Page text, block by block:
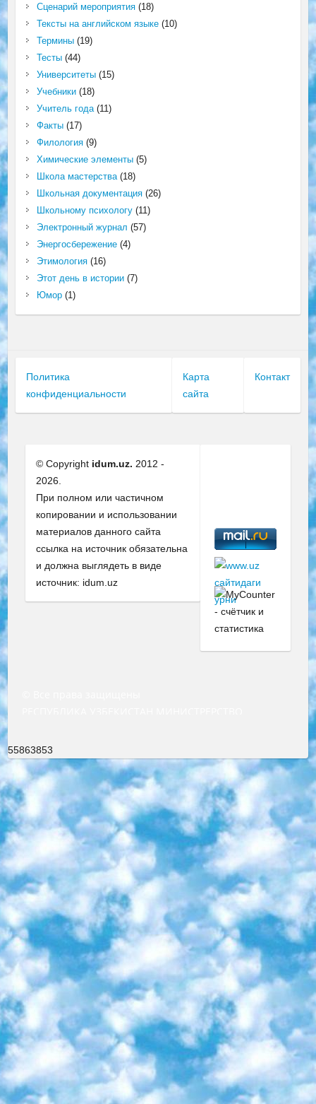
Сценарий мероприятия(18)
Тексты на английском языке(10)
Термины(19)
Тесты(44)
Университеты(15)
Учебники(18)
Учитель года(11)
Факты(17)
Филология(9)
Химические элементы(5)
Школа мастерства(18)
Школьная документация(26)
Школьному психологу(11)
Электронный журнал (57)
Энергосбережение(4)
Этимология(16)
Этот день в истории(7)
Юмор(1)
Политика
конфиденциальности
Карта
сайта
Контакт
© Copyright idum.uz. 2012 -
2026.
При полном или частичном
копировании и использовании
материалов данного сайта
ссылка на источник обязательна
и должна выглядеть в виде
источник: idum.uz
55863853